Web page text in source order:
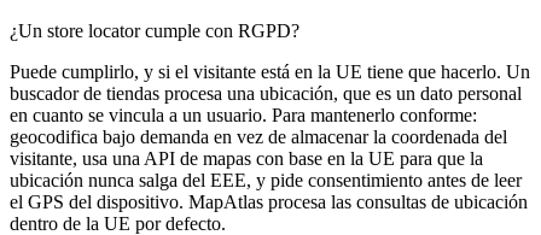
¿Un store locator cumple con RGPD?
Puede cumplirlo, y si el visitante está en la UE tiene que hacerlo. Un
buscador de tiendas procesa una ubicación, que es un dato personal
en cuanto se vincula a un usuario. Para mantenerlo conforme:
geocodifica bajo demanda en vez de almacenar la coordenada del
visitante, usa una API de mapas con base en la UE para que la
ubicación nunca salga del EEE, y pide consentimiento antes de leer
el GPS del dispositivo. MapAtlas procesa las consultas de ubicación
dentro de la UE por defecto.